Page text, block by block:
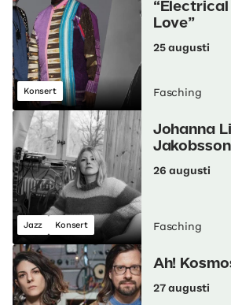
Konsert
Love”
25 augusti
Fasching
Jazz Konsert
Johanna
Jakobsson
26 augusti
Fasching
Ah!
27 augusti